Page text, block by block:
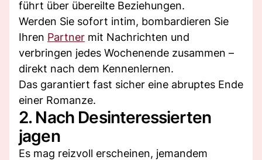
führt über übereilte Beziehungen.
Werden Sie sofort intim, bombardieren Sie
Ihren Partner mit Nachrichten und
verbringen jedes Wochenende zusammen –
direkt nach dem Kennenlernen.
Das garantiert fast sicher eine abruptes Ende
einer Romanze.
2. Nach Desinteressierten
jagen
Es mag reizvoll erscheinen, jemandem